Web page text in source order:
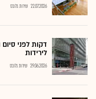
22.07.2026 שירות גלובס
דקות לפני
לירידות
29.06.2026 שירות גלובס